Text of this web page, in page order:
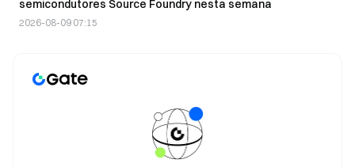
semicondutores Source Foundry nesta semana
2026-08-09 07:15